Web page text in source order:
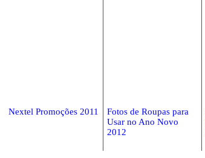
Nextel Promoções 2011
Fotos de Roupas para
Usar no Ano Novo
2012